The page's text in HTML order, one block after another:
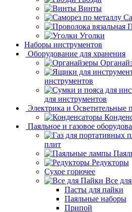
Винты
Уголки
Наборы инструментов
Оборудование для хранения
инструментов
для инструментов
Электрика и Осветительные
Паяльное и газовое
плит
Редукторы
Сухое горючее
Все
Пасты для пайки
Паяльные наборы
Припой